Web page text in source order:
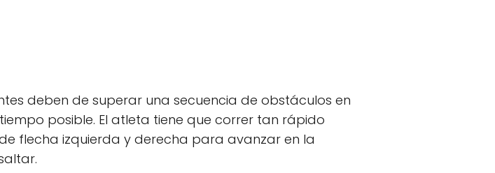
deben de superar una secuencia de obstáculos en
posible. El atleta tiene que correr tan rápido
flecha izquierda y derecha para avanzar en la